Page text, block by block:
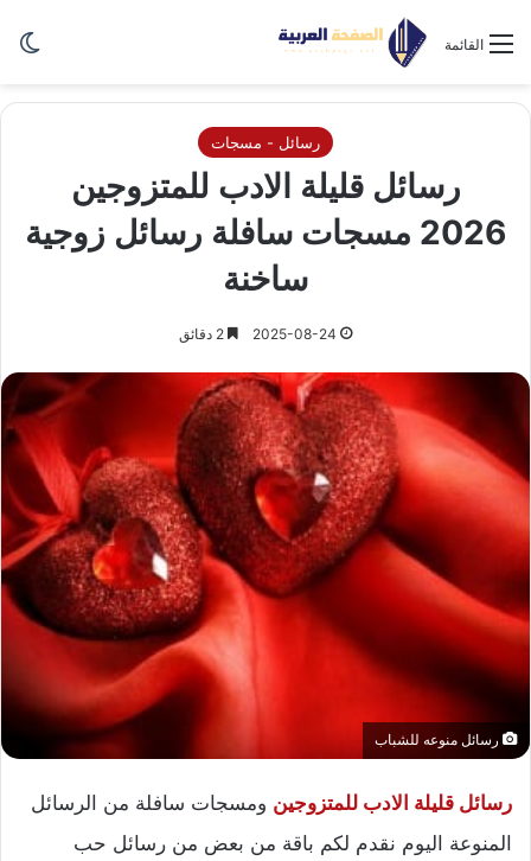
القائمة
رسائل - مسجات
رسائل قليلة الادب للمتزوجين
2026 مسجات سافلة رسائل زوجية
ساخنة
2025-08-24
رسائل منوعه للشباب
رسائل قليلة الادب للمتزوجين ومسجات سافلة من الرسائل
المنوعة اليوم نقدم لكم باقة من بعض من رسائل حب